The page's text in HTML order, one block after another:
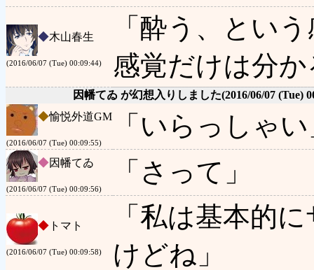
◆木山春生
(2016/06/07 (Tue) 00:09:44)
「酔う、とい
感覚だけは分
因幡てゐ が幻想入りしました(2016/06/07 (Tue)
◆愉悦外道GM
(2016/06/07 (Tue) 00:09:55)
「いらっしゃ
◆因幡てゐ
(2016/06/07 (Tue) 00:09:56)
「さって」
◆ トマト
(2016/06/07 (Tue) 00:09:58)
「私は基本的
けどね」